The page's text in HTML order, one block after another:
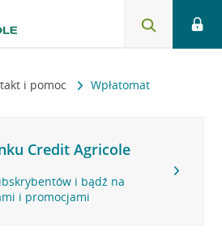
i pomoc Wpłatomat
Credit Agricole
i bądź na
i promocjami